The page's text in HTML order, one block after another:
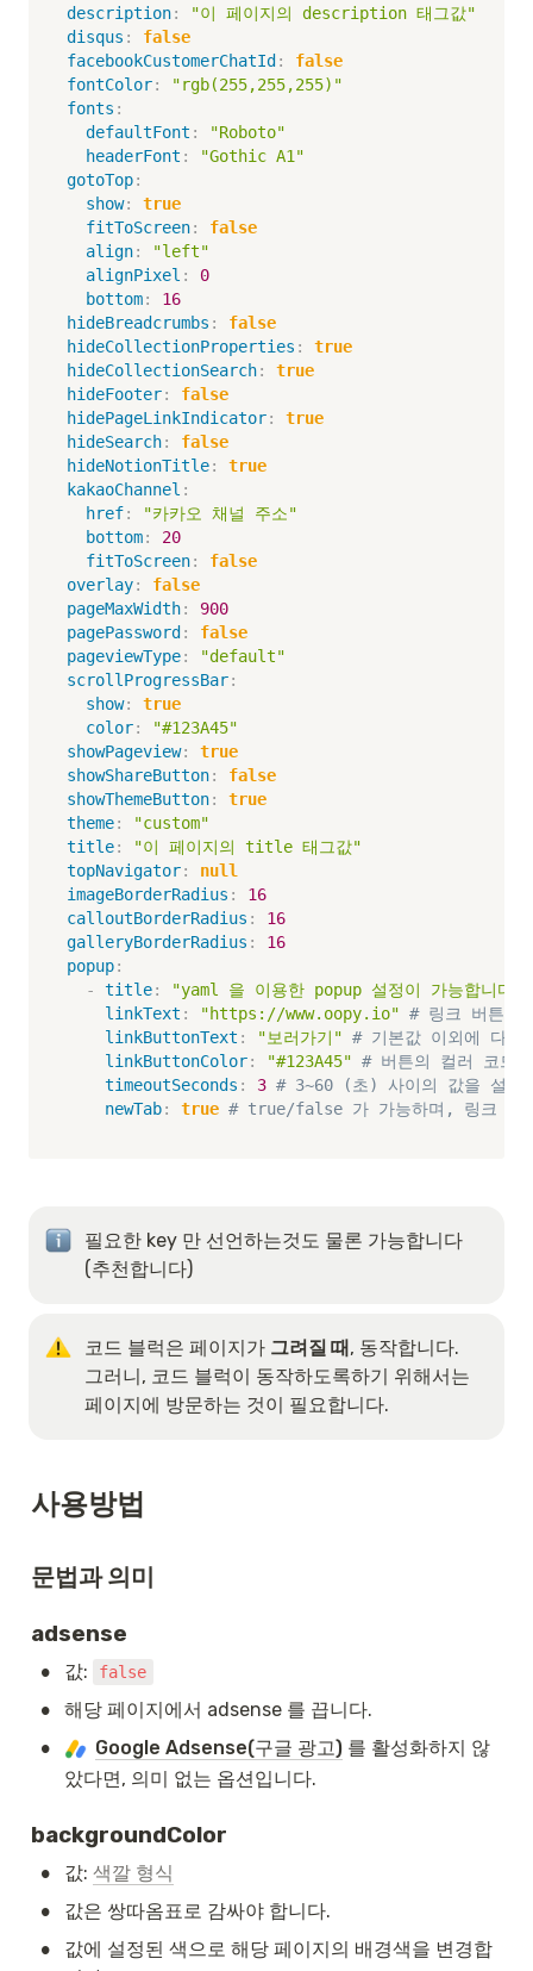
description:
"이 페이지의 description 태그값"
disqus :
false
facebookCustomerChatId:
false
fontColor:
"rgb(255,255,255)"
fonts :
defaultFont :
"Roboto"
headerFont :
"Gothic A1"
gotoTop:
show:
true
fitToScreen:
false
align:
"left"
alignPixel :
0
bottom:
16
hideBreadcrumbs :
false
hideCollectionProperties :
true
hideCollectionSearch:
true
hideFooter:
false
hidePageLinkIndicator:
true
hideSearch:
false
hideNotionTitle:
true
kakaoChannel :
href:
"카카오 채널 주소"
bottom:
20
fitToScreen:
false
overlay:
false
pageMaxWidth:
900
pagePassword:
false
pageviewType:
"default"
scrollProgressBar:
show:
true
color:
"#123A45"
showPageview:
true
showShareButton:
false
showThemeButton:
true
theme:
"custom"
title:
"이 페이지의 title 태그값"
topNavigator:
null
imageBorderRadius :
16
calloutBorderRadius :
16
galleryBorderRadius :
16
popup:
-
title:
"yaml 을 이용한 popup 설정이 가능합니다"
linkText : "https://www.oopy.io" # 링크 버튼 클
linkButtonText : "보러가기" # 기본값 이외에 다른
linkButtonColor: "#123A45" # 버튼의 컬러 코드
timeoutSeconds : 3 # 3~60 (초) 사이의 값을 설정
newTab: true # true/false 가 가능하며, 링크 클릭
필요한 key 만 선언하는것도 물론 가능합니다
(추천합니다)
코드 블럭은 페이지가 그려질 때, 동작합니다.
그러니, 코드 블럭이 동작하도록하기 위해서는
페이지에 방문하는 것이 필요합니다.
사용방법
문법과 의미
adsense
• 값: false
• 해당 페이지에서 adsense 를 끕니다.
• Google Adsense(구글 광고) 를 활성화하지 않
았다면, 의미 없는 옵션입니다.
backgroundColor
• 값: 색깔 형식
• 값은 쌍따옴표로 감싸야 합니다.
•
값에 설정된 색으로 해당 페이지의 배경색을 변경합